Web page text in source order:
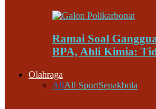
Ramai Soal
BPA, Ahli Kimia:
Olahraga
AllAll SportSepakbola